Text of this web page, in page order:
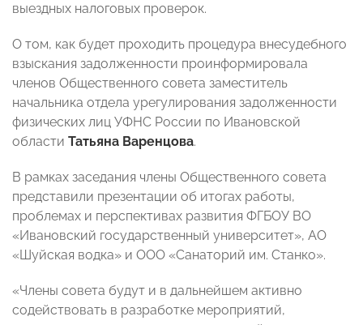
выездных налоговых проверок.
О том, как будет проходить процедура внесудебного
взыскания задолженности проинформировала
членов Общественного совета заместитель
начальника отдела урегулирования задолженности
физических лиц УФНС России по Ивановской
области Татьяна Варенцова.
В рамках заседания члены Общественного совета
представили презентации об итогах работы,
проблемах и перспективах развития ФГБОУ ВО
«Ивановский государственный университет», АО
«Шуйская водка» и ООО «Санаторий им. Станко».
«Члены совета будут и в дальнейшем активно
содействовать в разработке мероприятий,